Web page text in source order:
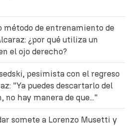
método de entrenamiento de
¿por qué utiliza un
el ojo derecho?
pesimista con el regreso
"Ya puedes descartarlo del
no hay manera de que..."
somete a Lorenzo Musetti y